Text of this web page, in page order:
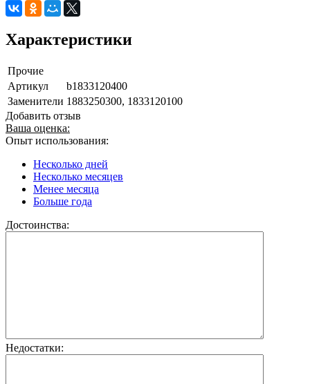
Характеристики
Прочие
Артикул
b1833120400
Заменители 1883250300, 1833120100
Добавить отзыв
Ваша оценка:
Опыт использования:
Несколько дней
Несколько месяцев
Менее месяца
Больше года
Достоинства:
Недостатки: